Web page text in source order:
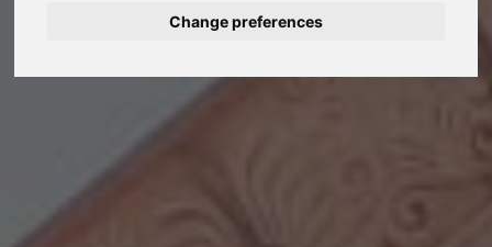
Change preferences
Deutsch
Nederlands